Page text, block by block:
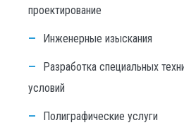
проектирование
Инженерные изыскания
Разработка специальных
условий
Полиграфические услуги